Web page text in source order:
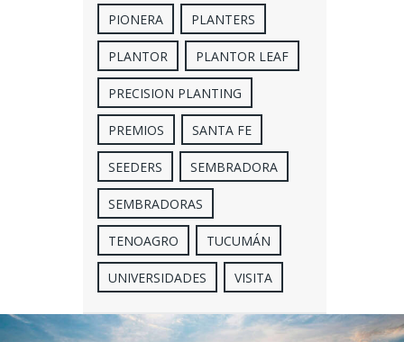
PIONERA PLANTERS
PLANTOR PLANTOR LEAF
PRECISION PLANTING
PREMIOS SANTA FE
SEEDERS SEMBRADORA
SEMBRADORAS
TENOAGRO TUCUMÁN
UNIVERSIDADES VISITA